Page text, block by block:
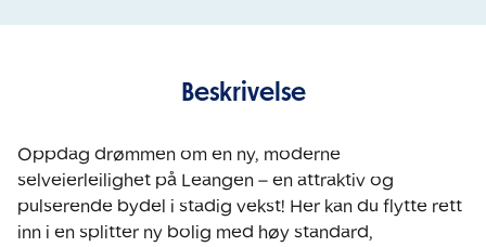
Beskrivelse
Oppdag drømmen om en ny, moderne
selveierleilighet på Leangen – en attraktiv og
pulserende bydel i stadig vekst! Her kan du flytte rett
inn i en splitter ny bolig med høy standard,